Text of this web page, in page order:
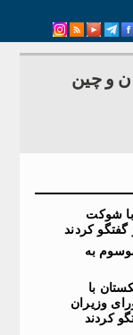
و چین
با شوکت
کردند
به
با
وزیران
کردند